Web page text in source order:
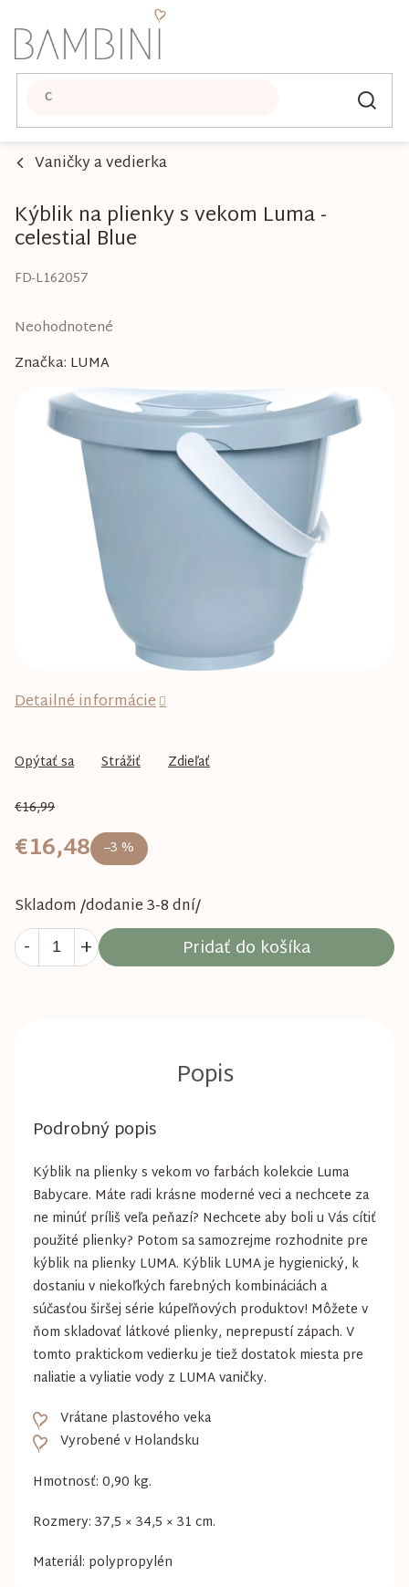
na
obsah
Vaničky a vedierka
Kýblik na plienky s vekom Luma -
celestial Blue
FD-L162057
Priemerné
produktu
hviezdičiek.
Neohodnotené
Značka: LUMA
€16,99
–3 %
€16,48
Skladom /dodanie 3-8 dní/
Pridať do košíka
Detailné informácie
Opýtať sa Strážiť Zdieľať
Podrobný popis
Kýblik na plienky s vekom vo farbách kolekcie Luma
Babycare. Máte radi krásne moderné veci a nechcete za
ne minúť príliš veľa peňazí? Nechcete aby boli u Vás cítiť
použité plienky? Potom sa samozrejme rozhodnite pre
kýblik na plienky LUMA. Kýblik LUMA je hygienický, k
dostaniu v niekoľkých farebných kombináciách a
súčasťou širšej série kúpeľňových produktov! Môžete v
ňom skladovať látkové plienky, neprepustí zápach. V
tomto praktickom vedierku je tiež dostatok miesta pre
naliatie a vyliatie vody z LUMA vaničky.
Vrátane plastového veka
Vyrobené v Holandsku
Hmotnosť: 0,90 kg.
Rozmery: 37,5 × 34,5 × 31 cm.
Materiál: polypropylén